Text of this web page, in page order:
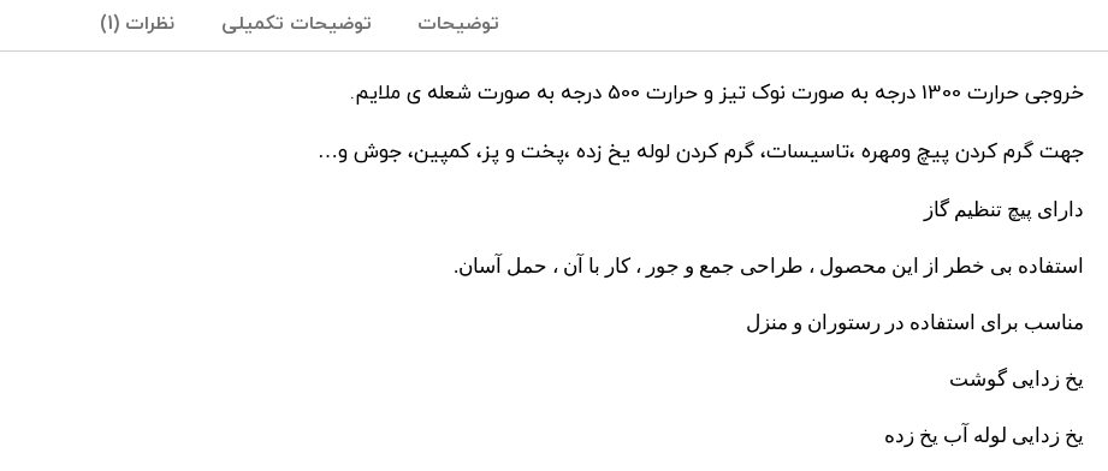
توضیحات توضیحات تکمیلی نظرات (1)
خروجی حرارت 1300 درجه به صورت نوک تیز و حرارت 500 درجه به صورت شعله ی ملایم.
جهت گرم کردن پیچ ومهره ،تاسیسات، گرم کردن لوله یخ زده ،پخت و پز، کمپین، جوش و…
دارای پیچ تنظیم گاز
استفاده بی خطر از این محصول ، طراحی جمع و جور ، کار با آن ، حمل آسان.
مناسب برای استفاده در رستوران و منزل
یخ زدایی گوشت
یخ زدایی لوله آب یخ زده